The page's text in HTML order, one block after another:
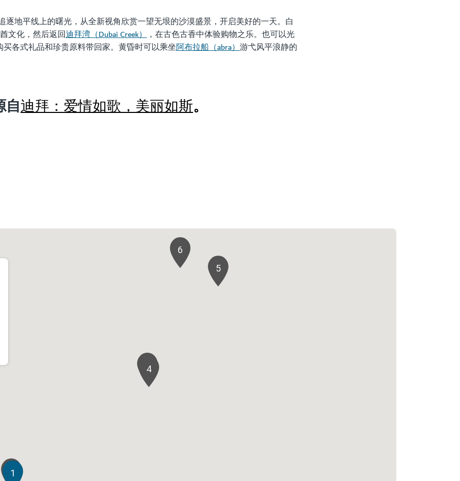
逐地平线上的曙光，从全新视角欣赏一望无垠的沙漠盛景，开启美好的一天。白
文化，然后返回迪拜湾（Dubai Creek） ，在古色古香中体验购物之乐。也可以光
各式礼品和珍贵原料带回家。黄昏时可以乘坐阿布拉船（abra）游弋风平浪静的
迪拜：爱情如歌，美丽如斯。
1
2
3
4
5
6